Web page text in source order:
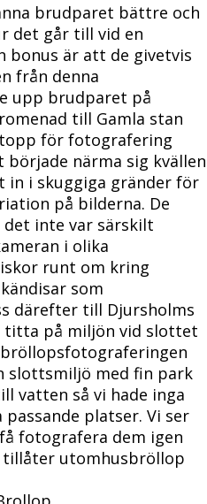
brudparet bättre och
det går till vid en
bonus är att de givetvis
från denna
upp brudparet på
till Gamla stan
för fotografering
började närma sig kvällen
in i skuggiga gränder för
på bilderna. De
inte var särskilt
i olika
runt om kring
som
därefter till Djursholms
på miljön vid slottet
slottsmiljö med fin park
vatten så vi hade inga
platser. Vi ser
fotografera dem igen
tillåter utomhusbröllop